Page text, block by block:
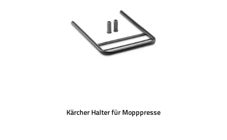
Kärcher Halter für Mopppresse